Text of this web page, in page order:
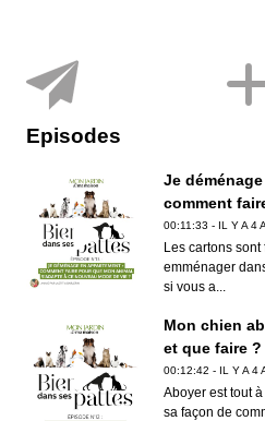
Episodes
Je
comment
s'adapte à ce
00:11:33 - IL Y A 4
Les cartons
emménager
si vous a...
Mon chien
et que faire ?
00:12:42 - IL Y A 4
Aboyer est tout
sa façon de